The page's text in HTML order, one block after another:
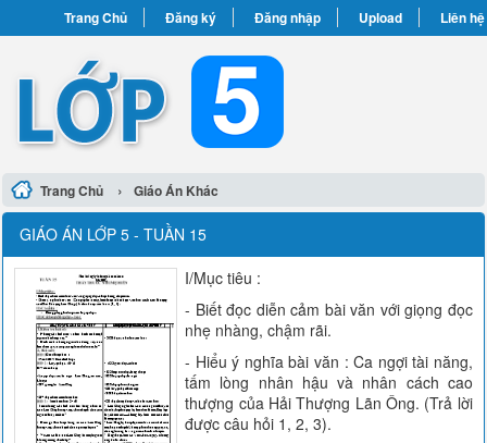
Trang Chủ Đăng ký Đăng nhập Upload Liên hệ
Trang Chủ › Giáo Án Khác
GIÁO ÁN LỚP 5 - TUẦN 15
I/Mục tiêu :
- Biết đọc diễn cảm bài văn với giọng đọc
nhẹ nhàng, chậm rãi.
- Hiểu ý nghĩa bài văn : Ca ngợi tài năng,
tấm lòng nhân hậu và nhân cách cao
thượng của Hải Thượng Lãn Ông. (Trả lời
được câu hỏi 1, 2, 3).